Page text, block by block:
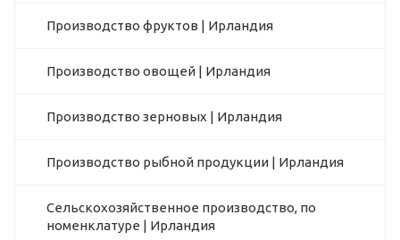
Производство фруктов | Ирландия
Производство овощей | Ирландия
Производство зерновых | Ирландия
Производство рыбной продукции | Ирландия
Сельскохозяйственное производство, по
номенклатуре | Ирландия